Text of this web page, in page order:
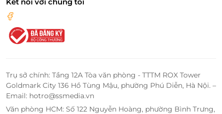
bè, gia đình hoặc đồng nghiệp trong một môi
trường thoải mái.
Trụ sở chính: Tầng 12A Tòa văn phòng - TTTM ROX Tower
Goldmark City 136 Hồ Tùng Mậu, phường Phú Diễn, Hà Nội. –
Email: hotro@ssmedia.vn
Văn phòng HCM: Số 122 Nguyễn Hoàng, phường Bình Trưng,